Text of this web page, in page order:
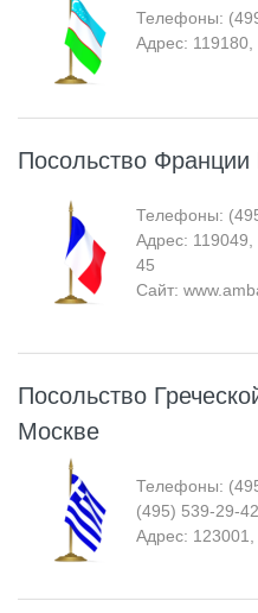
Телефоны:
Адрес: 119180,
Посольство
Телефоны:
Адрес: 119049,
45
Сайт:
Посольство
Москве
Телефоны:
(495) 539-29-42
Адрес: 123001,